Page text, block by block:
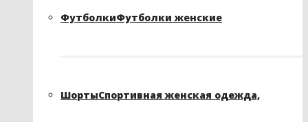
ФутболкиФутболки женские
ШортыСпортивная женская одежда,